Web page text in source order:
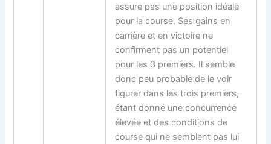
assure pas une position idéale
pour la course. Ses gains en
carrière et en victoire ne
confirment pas un potentiel
pour les 3 premiers. Il semble
donc peu probable de le voir
figurer dans les trois premiers,
étant donné une concurrence
élevée et des conditions de
course qui ne semblent pas lui